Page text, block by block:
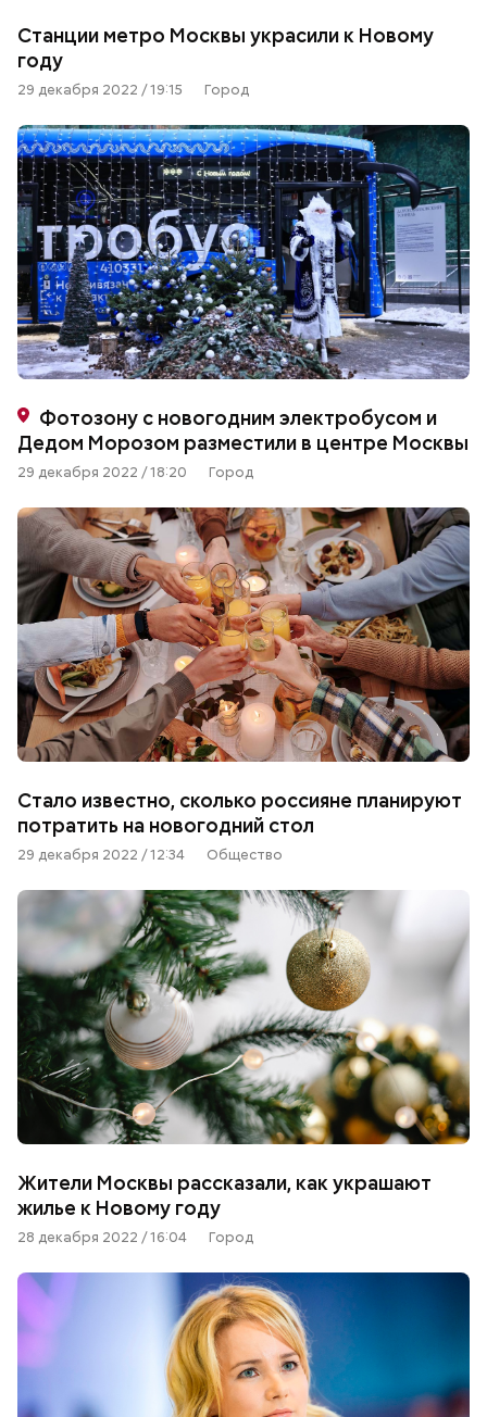
Станции метро Москвы украсили к Новому
году
29 декабря 2022 / 19:15 Город
Фотозону с новогодним электробусом и
Дедом Морозом разместили в центре Москвы
29 декабря 2022 / 18:20 Город
Стало известно, сколько россияне планируют
потратить на новогодний стол
29 декабря 2022 / 12:34 Общество
Жители Москвы рассказали, как украшают
жилье к Новому году
28 декабря 2022 / 16:04 Город